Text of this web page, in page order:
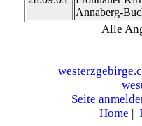
Annaberg-
Alle
Seite
Home |